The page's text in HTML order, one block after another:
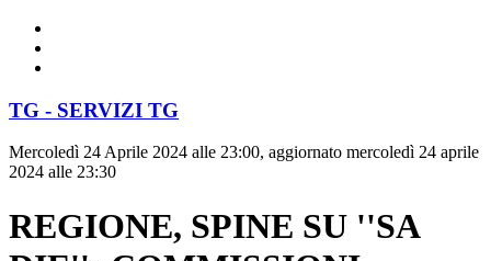
TG - SERVIZI TG
Mercoledì 24 Aprile 2024 alle 23:00, aggiornato mercoledì 24 aprile
2024 alle 23:30
REGIONE, SPINE SU ''SA